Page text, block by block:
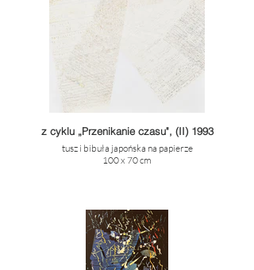
z cyklu „Przenikanie czasu", (II) 1993
tusz i bibuła japońska na papierze
100 x 70 cm